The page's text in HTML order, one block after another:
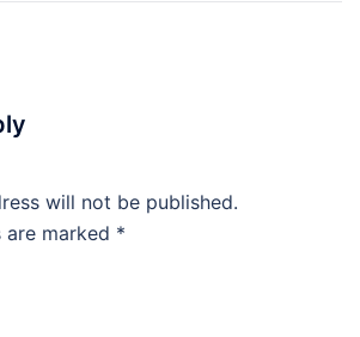
will not be published.
are marked *